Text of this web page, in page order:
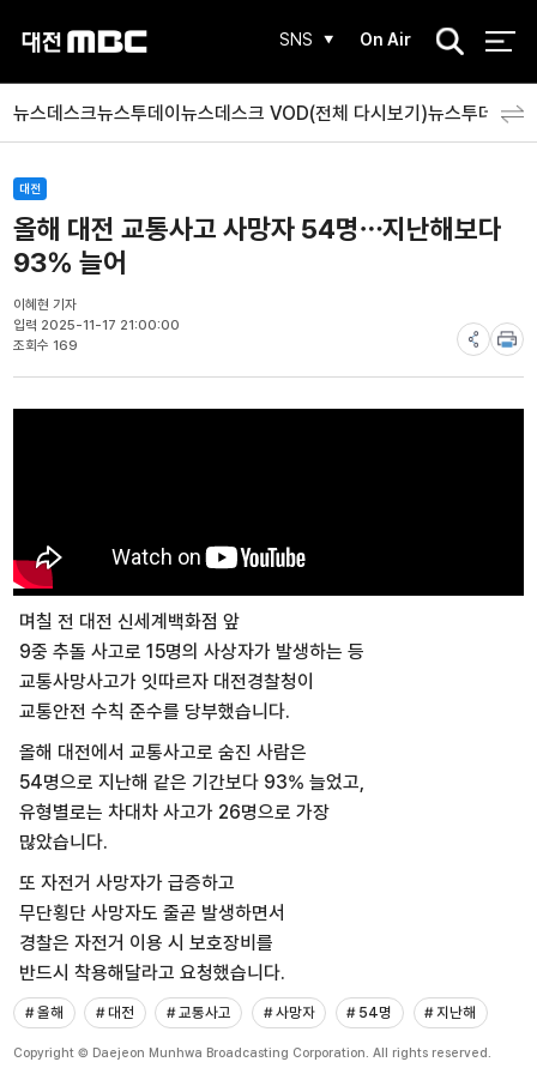
SNS On Air
검
뉴스데스크뉴스투데이뉴스데스크 VOD(전체 다시보기)뉴스투데이
대전
올해 대전 교통사고 사망자 54명⋯지난해보다
93% 늘어
이혜현 기자
입력 2025-11-17 21:00:00
조회수 169
며칠 전 대전 신세계백화점 앞
9중 추돌 사고로 15명의 사상자가 발생하는 등
교통사망사고가 잇따르자 대전경찰청이
교통안전 수칙 준수를 당부했습니다.
올해 대전에서 교통사고로 숨진 사람은
54명으로 지난해 같은 기간보다 93% 늘었고,
유형별로는 차대차 사고가 26명으로 가장
많았습니다.
또 자전거 사망자가 급증하고
무단횡단 사망자도 줄곧 발생하면서
경찰은 자전거 이용 시 보호장비를
반드시 착용해달라고 요청했습니다.
# 올해 # 대전 # 교통사고 # 사망자 # 54명 # 지난해
Copyright © Daejeon Munhwa Broadcasting Corporation. All rights reserved.